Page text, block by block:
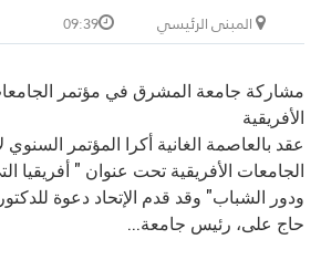
المبنى الرئيسي 09:39
مشاركة جامعة المشرق في مؤتمر
الأفريقية
عقد بالعاصمة الغانية أكرا المؤتمر السنوي
الجامعات الأفريقية تحت عنوان " أفريقيا
ودور الشباب" وقد قدم الإتحاد دعوة
حاج على، رئيس جامعة...